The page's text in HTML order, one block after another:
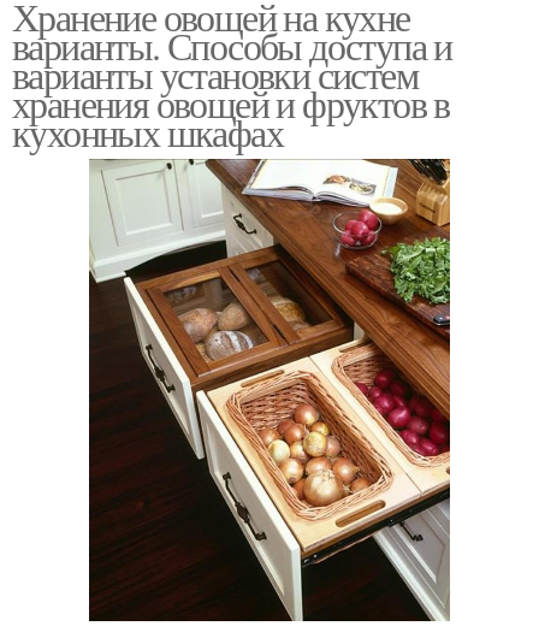
Хранение овощей на кухне
варианты. Способы доступа и
варианты установки систем
хранения овощей и фруктов в
кухонных шкафах